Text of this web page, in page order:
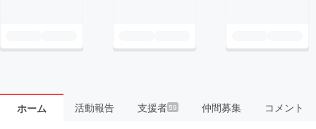
ホーム 活動報告 支援者59 仲間募集 コメント